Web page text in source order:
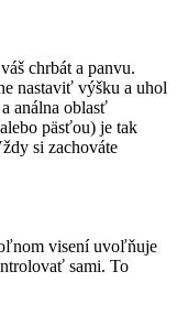
chrbát a panvu.
nastaviť výšku a uhol
análna oblasť
päsťou) je tak
si zachováte
visení uvoľňuje
sami. To